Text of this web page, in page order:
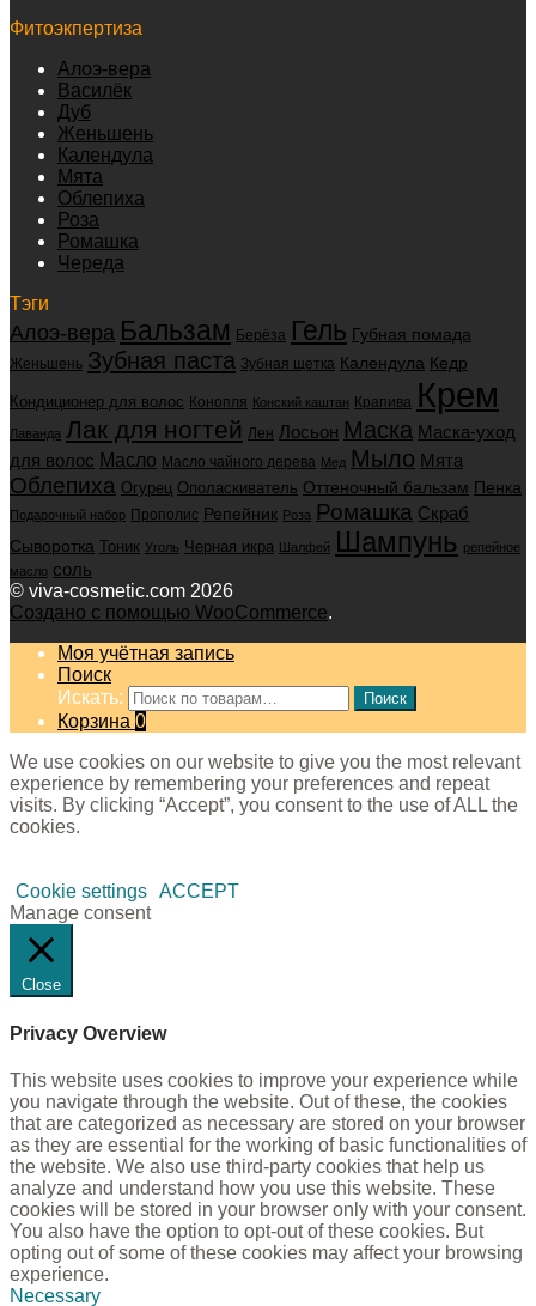
Фитоэкпертиза
Алоэ-вера
Василёк
Дуб
Женьшень
Календула
Мята
Облепиха
Роза
Ромашка
Череда
Тэги
Алоэ-вера Бальзам Берёза Гель Губная помада
Женьшень Зубная паста Зубная щетка Календула Кедр
Кондиционер для волос Конопля Конский каштан Крапива Крем
Лаванда Лак для ногтей Лен Лосьон Маска Маска-уход
для волос Масло Масло чайного дерева Мед Мыло Мята
Облепиха Огурец Ополаскиватель Оттеночный бальзам Пенка
Подарочный набор Прополис Репейник Роза Ромашка Скраб
Сыворотка Тоник Уголь Черная икра Шалфей Шампунь репейное
масло соль
© viva-cosmetic.com 2026
Создано с помощью WooCommerce.
Моя учётная запись
Поиск
Искать:
Поиск
Корзина 0
We use cookies on our website to give you the most relevant
experience by remembering your preferences and repeat
visits. By clicking “Accept”, you consent to the use of ALL the
cookies.
Cookie settings ACCEPT
Manage consent
Close
Privacy Overview
This website uses cookies to improve your experience while
you navigate through the website. Out of these, the cookies
that are categorized as necessary are stored on your browser
as they are essential for the working of basic functionalities of
the website. We also use third-party cookies that help us
analyze and understand how you use this website. These
cookies will be stored in your browser only with your consent.
You also have the option to opt-out of these cookies. But
opting out of some of these cookies may affect your browsing
experience.
Necessary